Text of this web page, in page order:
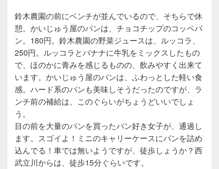
鈴木農園の前にベンチが並んでいるので、そちらで休
憩。かいじゅう屋のパンは、チョコチップのコッペパ
ン。180円。鈴木農園の野菜ジュースは、ルッコラ、
250円。ルッコラとバナナに牛乳をミックスしたもの
で、ほのかに青みを感じるものの、飲みやすく出来て
います。かいじゅう屋のパンは、ふわっとした軽い食
感。ハード系のパンも美味しそうだったのですが、ラ
ンチ前の補給は、このぐらいがちょうどいいでしょ
う。
目の前を大量のパンを買ったパン好き女子が、通過し
ます。スゴイよ！ミニのキャリーケースにパンを詰め
込んでる！車では無いようですが、徒歩しょうか？西
武立川からは、徒歩15分ぐらいです。